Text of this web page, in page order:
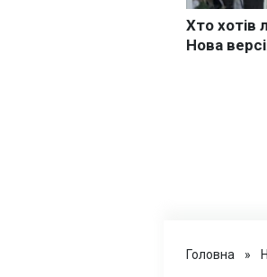
Головна »